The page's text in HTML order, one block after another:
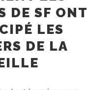
DE SF ONT
LES
DE LA